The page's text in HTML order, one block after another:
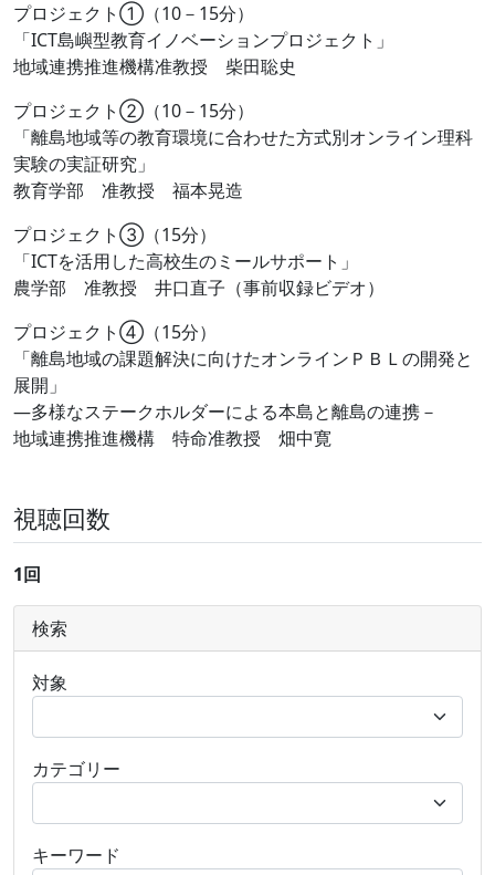
プロジェクト①（10－15分）
「ICT島嶼型教育イノベーションプロジェクト」
地域連携推進機構准教授 柴田聡史
プロジェクト②（10－15分）
「離島地域等の教育環境に合わせた方式別オンライン理科
実験の実証研究」
教育学部 准教授 福本晃造
プロジェクト③（15分）
「ICTを活用した高校生のミールサポート」
農学部 准教授 井口直子（事前収録ビデオ）
プロジェクト④（15分）
「離島地域の課題解決に向けたオンラインＰＢＬの開発と
展開」
―多様なステークホルダーによる本島と離島の連携－
地域連携推進機構 特命准教授 畑中寛
視聴回数
1回
検索
対象
カテゴリー
キーワード